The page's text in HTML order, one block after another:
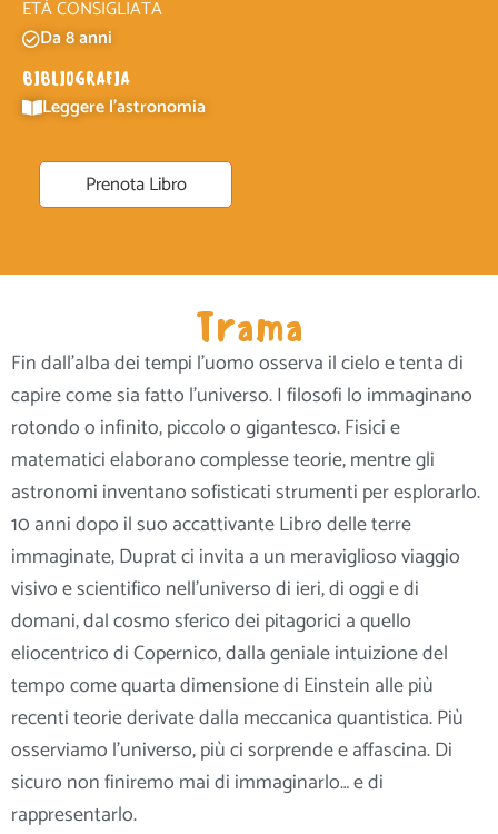
ETÀ CONSIGLIATA
Da 8 anni
BIBLIOGRAFIA
Leggere l'astronomia
Prenota Libro
Trama
Fin dall’alba dei tempi l’uomo osserva il cielo e tenta di
capire come sia fatto l’universo. I filosofi lo immaginano
rotondo o infinito, piccolo o gigantesco. Fisici e
matematici elaborano complesse teorie, mentre gli
astronomi inventano sofisticati strumenti per esplorarlo.
10 anni dopo il suo accattivante Libro delle terre
immaginate, Duprat ci invita a un meraviglioso viaggio
visivo e scientifico nell’universo di ieri, di oggi e di
domani, dal cosmo sferico dei pitagorici a quello
eliocentrico di Copernico, dalla geniale intuizione del
tempo come quarta dimensione di Einstein alle più
recenti teorie derivate dalla meccanica quantistica. Più
osserviamo l’universo, più ci sorprende e affascina. Di
sicuro non finiremo mai di immaginarlo… e di
rappresentarlo.